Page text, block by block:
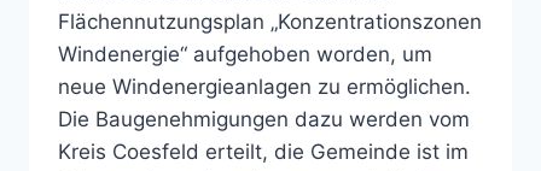
Flächennutzungsplan „Konzentrationszonen
Windenergie“ aufgehoben worden, um
neue Windenergieanlagen zu ermöglichen.
Die Baugenehmigungen dazu werden vom
Kreis Coesfeld erteilt, die Gemeinde ist im